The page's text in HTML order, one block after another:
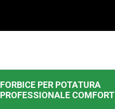
FORBICE PER POTATURA
PROFESSIONALE COMFORT